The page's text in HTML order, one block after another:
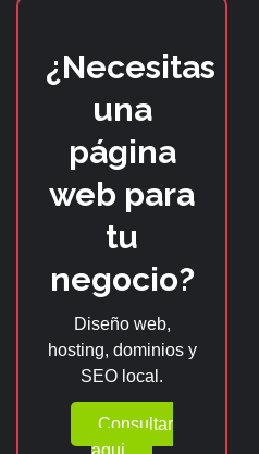
¿Necesitas
una
página
web para
tu
negocio?
Diseño web,
hosting, dominios y
SEO local.
Consultar
aqui